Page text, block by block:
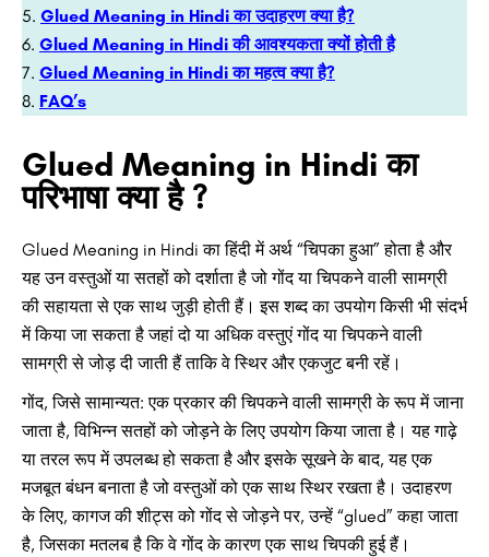
Glued Meaning in Hindi का उदाहरण क्या है?
Glued Meaning in Hindi की आवश्यकता क्यों होती है
Glued Meaning in Hindi का महत्व क्या है?
FAQ’s
Glued Meaning in Hindi का
परिभाषा क्या है ?
Glued Meaning in Hindi का हिंदी में अर्थ “चिपका हुआ” होता है और
यह उन वस्तुओं या सतहों को दर्शाता है जो गोंद या चिपकने वाली सामग्री
की सहायता से एक साथ जुड़ी होती हैं। इस शब्द का उपयोग किसी भी संदर्भ
में किया जा सकता है जहां दो या अधिक वस्तुएं गोंद या चिपकने वाली
सामग्री से जोड़ दी जाती हैं ताकि वे स्थिर और एकजुट बनी रहें।
गोंद, जिसे सामान्यत: एक प्रकार की चिपकने वाली सामग्री के रूप में जाना
जाता है, विभिन्न सतहों को जोड़ने के लिए उपयोग किया जाता है। यह गाढ़े
या तरल रूप में उपलब्ध हो सकता है और इसके सूखने के बाद, यह एक
मजबूत बंधन बनाता है जो वस्तुओं को एक साथ स्थिर रखता है। उदाहरण
के लिए, कागज की शीट्स को गोंद से जोड़ने पर, उन्हें “glued” कहा जाता
है, जिसका मतलब है कि वे गोंद के कारण एक साथ चिपकी हुई हैं।